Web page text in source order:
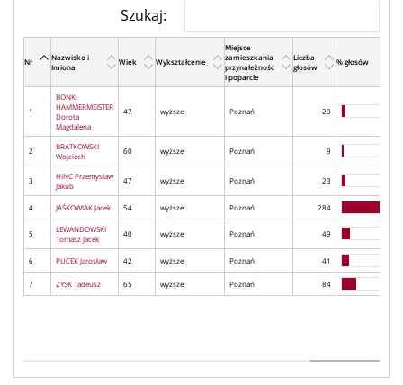
Szukaj:
Nr
Nazwisko i
Imiona
Wiek Wykształcenie
Miejsce
zamieszkania
przynależność
i poparcie
Liczba
głosów
% głosów
1
BONK-
HAMMERMEISTER
Dorota
Magdalena
47 wyższe Poznań 20
2
BRATKOWSKI
Wojciech
60 wyższe Poznań 9
3
HINC Przemysław
Jakub
47 wyższe Poznań 23
4 JAŚKOWIAK Jacek 54 wyższe Poznań 284
5
LEWANDOWSKI
Tomasz Jacek
40 wyższe Poznań 49
6 PUCEK Jarosław 42 wyższe Poznań 41
7 ZYSK Tadeusz 65 wyższe Poznań 84